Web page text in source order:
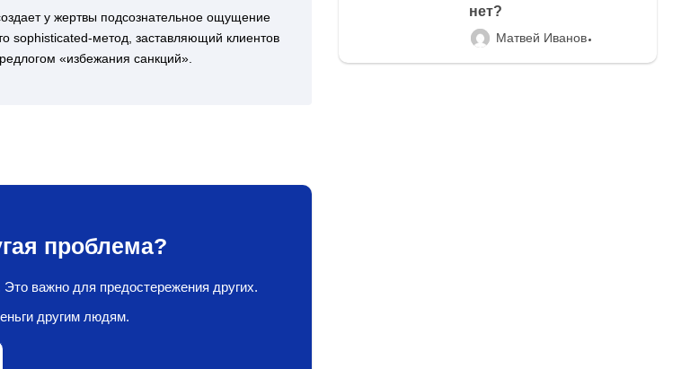
у жертвы подсознательное ощущение
sophisticated-метод, заставляющий клиентов
«избежания санкций».
проблема?
важно для предостережения других.
другим людям.
нет?
Матвей Иванов